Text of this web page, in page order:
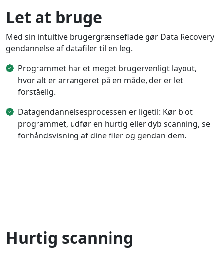
Let at bruge
Med sin intuitive brugergrænseflade gør Data Recovery
gendannelse af datafiler til en leg.
Programmet har et meget brugervenligt layout,
hvor alt er arrangeret på en måde, der er let
forståelig.
Datagendannelsesprocessen er ligetil: Kør blot
programmet, udfør en hurtig eller dyb scanning, se
forhåndsvisning af dine filer og gendan dem.
Hurtig scanning
русский
हिंदी
Bahasa Melayu
ไทย
Română
Polskie
қазақ
Gaeilge
繁體中文